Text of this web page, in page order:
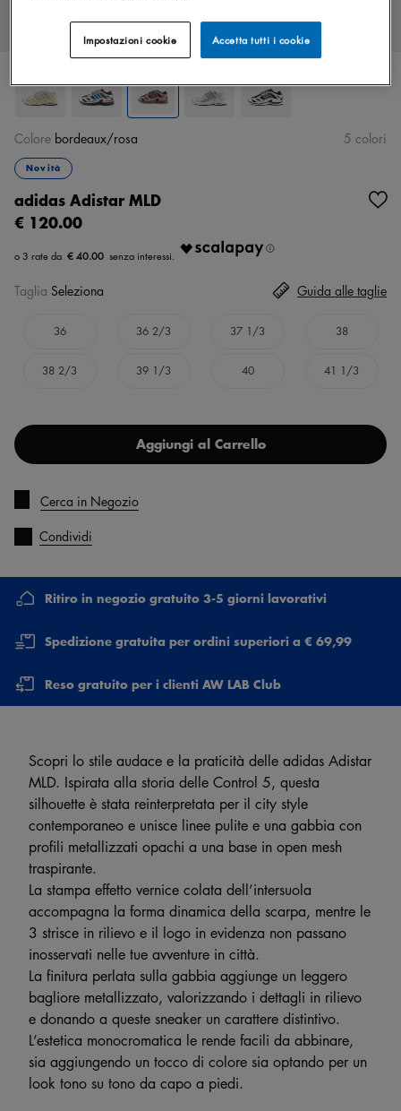
Novità
adidas Adistar MLD
€ 120.00
€ 40.00
Colore bordeaux/rosa 5 colori
Taglia Seleziona
36 36 2/3 37 1/3 38
38 2/3 39 1/3 40 41 1/3
Guida alle taglie
Aggiungi al Carrello
Cerca in Negozio
Condividi
Ritiro in negozio gratuito 3-5 giorni lavorativi
Spedizione gratuita per ordini superiori a € 69,99
Reso gratuito per i clienti AW LAB Club
Scopri lo stile audace e la praticità delle adidas Adistar
MLD. Ispirata alla storia delle Control 5, questa
silhouette è stata reinterpretata per il city style
contemporaneo e unisce linee pulite e una gabbia con
profili metallizzati opachi a una base in open mesh
traspirante.
La stampa effetto vernice colata dell’intersuola
accompagna la forma dinamica della scarpa, mentre le
3 strisce in rilievo e il logo in evidenza non passano
inosservati nelle tue avventure in città.
La finitura perlata sulla gabbia aggiunge un leggero
bagliore metallizzato, valorizzando i dettagli in rilievo
e donando a queste sneaker un carattere distintivo.
L’estetica monocromatica le rende facili da abbinare,
sia aggiungendo un tocco di colore sia optando per un
look tono su tono da capo a piedi.
Accetta tutti i cookie
Impostazioni cookie